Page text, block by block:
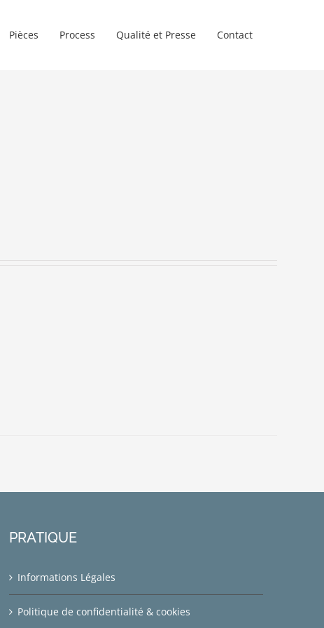
Pièces Process Qualité et Presse Contact
PRATIQUE
Informations Légales
Politique de confidentialité & cookies